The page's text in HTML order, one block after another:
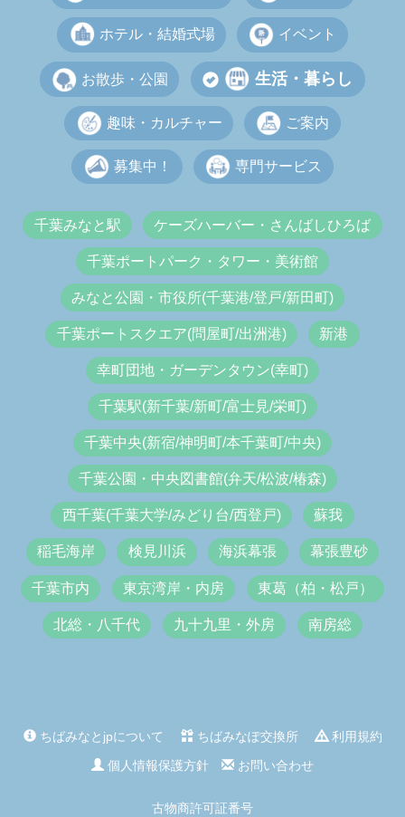
ホテル・結婚式場 イベント
お散歩・公園 生活・暮らし
趣味・カルチャー ご案内
募集中！ 専門サービス
千葉みなと駅 ケーズハーバー・さんばしひろば
千葉ポートパーク・タワー・美術館
みなと公園・市役所(千葉港/登戸/新田町)
千葉ポートスクエア(問屋町/出洲港) 新港
幸町団地・ガーデンタウン(幸町)
千葉駅(新千葉/新町/富士見/栄町)
千葉中央(新宿/神明町/本千葉町/中央)
千葉公園・中央図書館(弁天/松波/椿森)
西千葉(千葉大学/みどり台/西登戸) 蘇我
稲毛海岸 検見川浜 海浜幕張 幕張豊砂
千葉市内 東京湾岸・内房 東葛（柏・松戸）
北総・八千代 九十九里・外房 南房総
ちばみなとjpについて ちばみなぽ交換所
利用規約
個人情報保護方針
お問い合わせ
古物商許可証番号